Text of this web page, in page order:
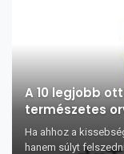
A 10 legjobb
természetes
Ha ahhoz a
hanem súlyt